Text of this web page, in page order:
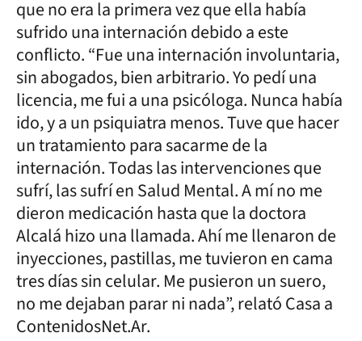
que no era la primera vez que ella había
sufrido una internación debido a este
conflicto. “Fue una internación involuntaria,
sin abogados, bien arbitrario. Yo pedí una
licencia, me fui a una psicóloga. Nunca había
ido, y a un psiquiatra menos. Tuve que hacer
un tratamiento para sacarme de la
internación. Todas las intervenciones que
sufrí, las sufrí en Salud Mental. A mí no me
dieron medicación hasta que la doctora
Alcalá hizo una llamada. Ahí me llenaron de
inyecciones, pastillas, me tuvieron en cama
tres días sin celular. Me pusieron un suero,
no me dejaban parar ni nada”, relató Casa a
ContenidosNet.Ar.